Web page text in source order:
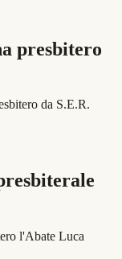
presbitero
da S.E.R.
l'Abate Luca